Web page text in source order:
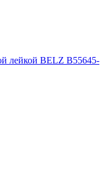
лейкой BELZ В55645-